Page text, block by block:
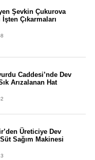
Şevkin Çukurova
Çıkarmaları
Caddesi’nde Dev
Arızalanan Hat
Üreticiye Dev
Sağım Makinesi